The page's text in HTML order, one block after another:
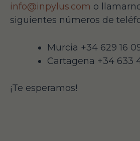
info@inpylus.com o
siguientes números de
Murcia +34 629 16
Cartagena +34 633
¡Te esperamos!